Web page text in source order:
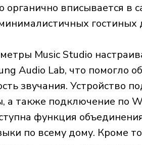
органично вписывается
Music Studio
Audio Lab, что помогло
звучания. Устройство
а также подключение по
функция
по всему дому. Кроме